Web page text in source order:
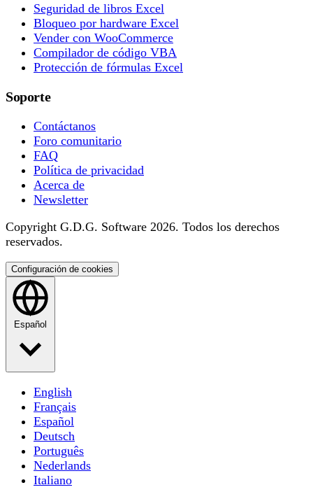
Seguridad de libros Excel
Bloqueo por hardware Excel
Vender con WooCommerce
Compilador de código VBA
Protección de fórmulas Excel
Soporte
Contáctanos
Foro comunitario
FAQ
Política de privacidad
Acerca de
Newsletter
Copyright G.D.G. Software 2026. Todos los derechos
reservados.
Configuración de cookies
Español
English
Français
Español
Deutsch
Português
Nederlands
Italiano